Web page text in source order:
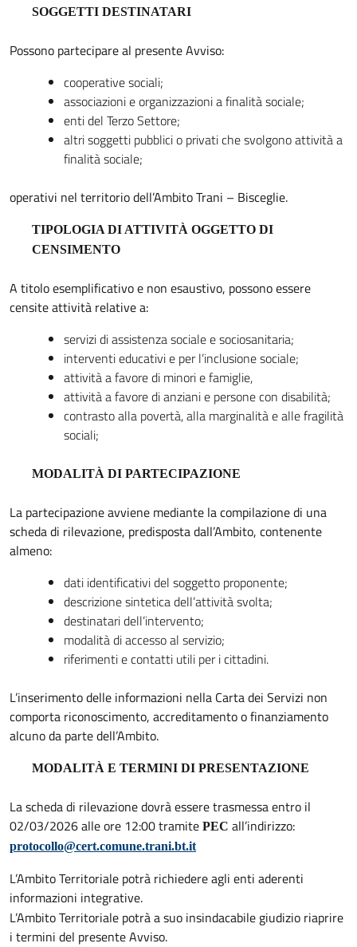
SOGGETTI DESTINATARI
Possono partecipare al presente Avviso:
cooperative sociali;
associazioni e organizzazioni a finalità sociale;
enti del Terzo Settore;
altri soggetti pubblici o privati che svolgono attività a
finalità sociale;
operativi nel territorio dell’Ambito Trani – Bisceglie.
TIPOLOGIA DI ATTIVITÀ OGGETTO DI
CENSIMENTO
A titolo esemplificativo e non esaustivo, possono essere
censite attività relative a:
servizi di assistenza sociale e sociosanitaria;
interventi educativi e per l’inclusione sociale;
attività a favore di minori e famiglie,
attività a favore di anziani e persone con disabilità;
contrasto alla povertà, alla marginalità e alle fragilità
sociali;
MODALITÀ DI PARTECIPAZIONE
La partecipazione avviene mediante la compilazione di una
scheda di rilevazione, predisposta dall’Ambito, contenente
almeno:
dati identificativi del soggetto proponente;
descrizione sintetica dell’attività svolta;
destinatari dell’intervento;
modalità di accesso al servizio;
riferimenti e contatti utili per i cittadini.
L’inserimento delle informazioni nella Carta dei Servizi non
comporta riconoscimento, accreditamento o finanziamento
alcuno da parte dell’Ambito.
MODALITÀ E TERMINI DI PRESENTAZIONE
La scheda di rilevazione dovrà essere trasmessa entro il
02/03/2026 alle ore 12:00 tramite PEC all’indirizzo:
protocollo@cert.comune.trani.bt.it
L’Ambito Territoriale potrà richiedere agli enti aderenti
informazioni integrative.
L’Ambito Territoriale potrà a suo insindacabile giudizio riaprire
i termini del presente Avviso.